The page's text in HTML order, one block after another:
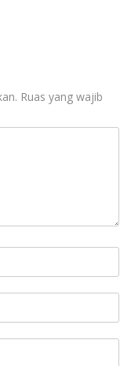
Ruas yang wajib